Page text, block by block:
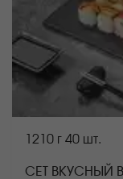
1210 г 40 шт.
СЕТ ВКУСНЫЙ